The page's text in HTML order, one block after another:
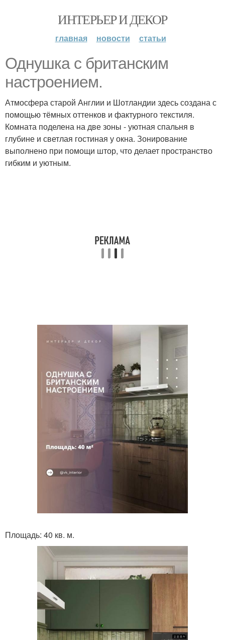
ИНТЕРЬЕР И ДЕКОР
главная новости статьи
Однушка с британским
настроением.
Атмосфера старой Англии и Шотландии здесь создана с
помощью тёмных оттенков и фактурного текстиля.
Комната поделена на две зоны - уютная спальня в
глубине и светлая гостиная у окна. Зонирование
выполнено при помощи штор, что делает пространство
гибким и уютным.
Площадь: 40 кв. м.